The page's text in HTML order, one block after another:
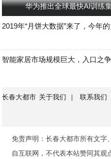
华为推出全球最快AI训练
2019年“月饼大数据”来了，今年
智能家居市场规模巨大，入口之
长春大都市 关于我们 | 联系我们
免责声明：长春大都市所有文字
自互联网，不代表本站赞同其观